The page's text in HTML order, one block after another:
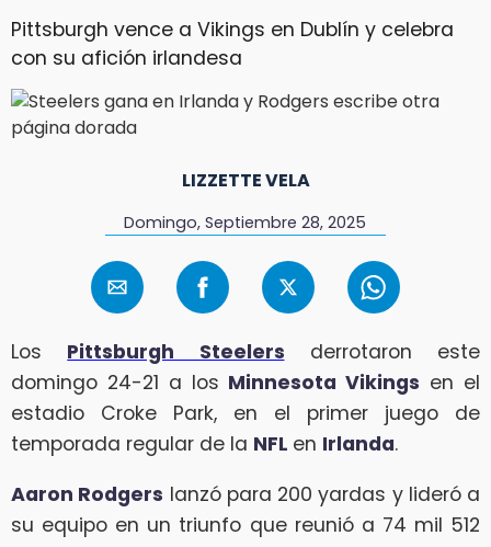
Pittsburgh vence a Vikings en Dublín y celebra
con su afición irlandesa
LIZZETTE VELA
Domingo, Septiembre 28, 2025
Los Pittsburgh Steelers derrotaron este
domingo 24-21 a los Minnesota Vikings en el
estadio Croke Park, en el primer juego de
temporada regular de la NFL en Irlanda.
Aaron Rodgers lanzó para 200 yardas y lideró a
su equipo en un triunfo que reunió a 74 mil 512